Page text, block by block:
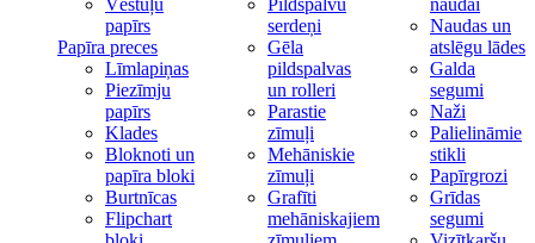
Vēstuļu
papīrs
Papīra preces
Līmlapiņas
Piezīmju
papīrs
Klades
Bloknoti un
papīra bloki
Burtnīcas
Flipchart
Pildspalvu
serdeņi
Gēla
pildspalvas
un rolleri
Parastie
zīmuļi
Mehāniskie
zīmuļi
Grafīti
mehāniskajiem
naudai
Naudas un
atslēgu lādes
Galda
segumi
Naži
Palielināmie
stikli
Papīrgrozi
Grīdas
segumi